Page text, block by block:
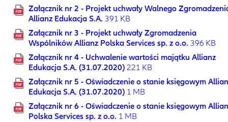
Załącznik nr 2 - Projekt uchwały Walnego
Allianz Edukacja S.A. 391 KB
Załącznik nr 3 - Projekt uchwały Zgromadzenia
Wspólników Allianz Polska Services sp. z o.o. 396 KB
Załącznik nr 4 - Uchwalenie wartości majątku Allianz
Edukacja S.A. (31.07.2020) 221 KB
Załącznik nr 5 - Oświadczenie o stanie księgowym
Edukacja S.A. (31.07.2020) 1 MB
Załącznik nr 6 - Oświadczenie o stanie księgowym
Polska Services sp. z o.o. 1 MB